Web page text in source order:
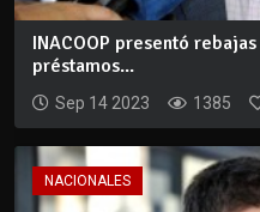
INACOOP presentó
préstamos...
Sep 14 2023 1385
NACIONALES